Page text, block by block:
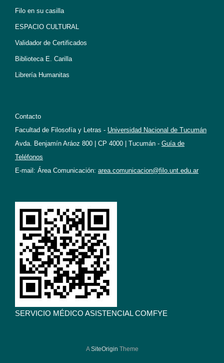
Filo en su casilla
ESPACIO CULTURAL
Validador de Certificados
Biblioteca E. Carilla
Librería Humanitas
Contacto
Facultad de Filosofía y Letras - Universidad Nacional de Tucumán
Avda. Benjamín Aráoz 800 | CP 4000 | Tucumán - Guía de
Teléfonos
E-mail: Área Comunicación: area.comunicacion@filo.unt.edu.ar
SERVICIO MÉDICO ASISTENCIAL COMFYE
ASiteOrigin Theme